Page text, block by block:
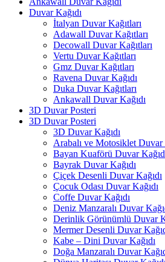
Duvar Kağıdı
İtalyan Duvar Kağıtları
Adawall Duvar Kağıtları
Decowall Duvar Kağıtları
Vertu Duvar Kağıtları
Gmz Duvar Kağıtları
Ravena Duvar Kağıdı
Duka Duvar Kağıtları
Ankawall Duvar Kağıdı
3D Duvar Posteri
3D Duvar Posteri
3D Duvar Kağıdı
Arabalı ve Motosiklet Duvar
Bayan Kuaförü Duvar
Bayrak Duvar Kağıdı
Çiçek Desenli Duvar Kağıdı
Çocuk Odası Duvar Kağıdı
Coffe Duvar Kağıdı
Deniz Manzaralı Duvar
Derinlik Görünümlü Duvar
Mermer Desenli Duvar
Kabe – Dini Duvar Kağıdı
Doğa Manzaralı Duvar